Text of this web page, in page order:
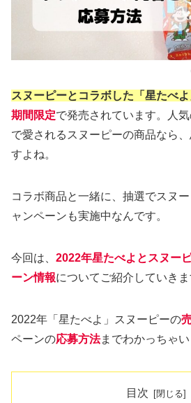
スヌーピーとコラボした「星たべよ
期間限定で発売されています。人
で愛されるスヌーピーの商品なら
すよね。
コラボ商品と一緒に、抽選でスヌ
ャンペーンも実施中なんです。
今回は、 2022年星たべよとスヌー
ーン情報についてご紹介していきま
2022年「星たべよ」スヌーピーの
ペーンの応募方法までわかっちゃい
目次